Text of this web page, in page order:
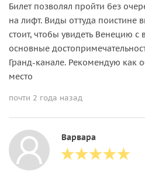
Билет позволял пройти без
на лифт. Виды оттуда поистине
стоит, чтобы увидеть Венецию с
основные
Гранд-канале. Рекомендую как
место
почти 2 года назад
Варвара